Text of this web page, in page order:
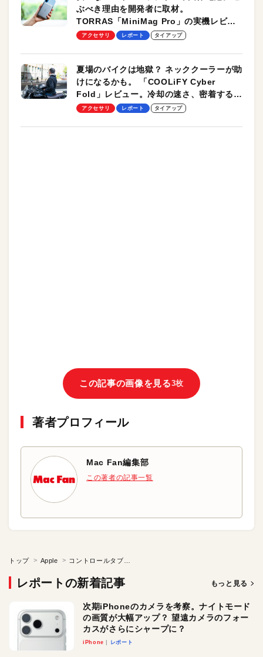
ぶべき理由を開発者に取材。
TORRAS「MiniMag Pro」の実機レビュ
ーも
アクセサリ レポート タイアップ
夏場のバイクは地獄？ ネッククーラーが助
けになるかも。 「COOLiFY Cyber
Fold」レビュー。冷却の速さ、密着する冷
却プレート、シンプルな操作性がグッド！
アクセサリ レポート タイアップ
この記事の画像を見る3枚
著者プロフィール
Mac Fan編集部
この著者の記事一覧
トップ Apple
レポートの新着記事 もっと見る
次期iPhoneのカメラを考察。ナイトモード
の画質が大幅アップ？ 望遠カメラのフォー
カスがさらにシャープに？
iPhone レポート